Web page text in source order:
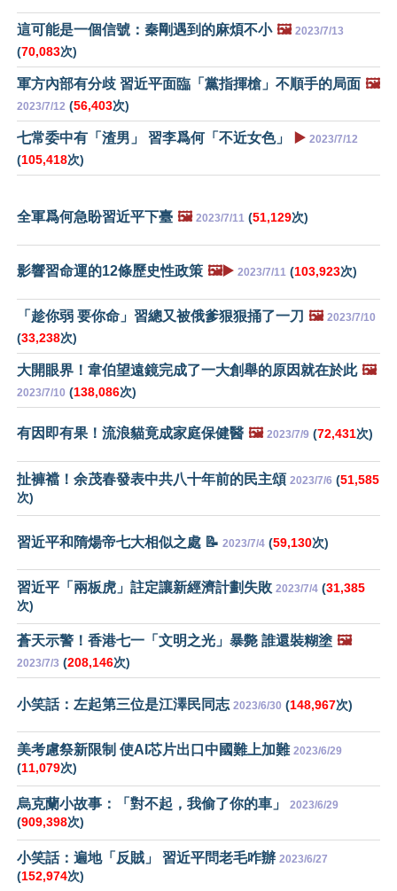
這可能是一個信號：秦剛遇到的麻煩不小 🖼️ 2023/7/13
(70,083次)
軍方內部有分歧 習近平面臨「黨指揮槍」不順手的局面 🖼️
2023/7/12 (56,403次)
七常委中有「渣男」 習李爲何「不近女色」 ▶️ 2023/7/12
(105,418次)
全軍爲何急盼習近平下臺 🖼️ 2023/7/11 (51,129次)
影響習命運的12條歷史性政策 🖼️▶️ 2023/7/11 (103,923次)
「趁你弱 要你命」習總又被俄爹狠狠捅了一刀 🖼️ 2023/7/10
(33,238次)
大開眼界！韋伯望遠鏡完成了一大創舉的原因就在於此 🖼️
2023/7/10 (138,086次)
有因即有果！流浪貓竟成家庭保健醫 🖼️ 2023/7/9 (72,431次)
扯褲襠！余茂春發表中共八十年前的民主頌 2023/7/6 (51,585
次)
習近平和隋煬帝七大相似之處 📝 2023/7/4 (59,130次)
習近平「兩板虎」註定讓新經濟計劃失敗 2023/7/4 (31,385
次)
蒼天示警！香港七一「文明之光」暴斃 誰還裝糊塗 🖼️
2023/7/3 (208,146次)
小笑話：左起第三位是江澤民同志 2023/6/30 (148,967次)
美考慮祭新限制 使AI芯片出口中國難上加難 2023/6/29
(11,079次)
烏克蘭小故事：「對不起，我偷了你的車」 2023/6/29
(909,398次)
小笑話：遍地「反賊」 習近平問老毛咋辦 2023/6/27
(152,974次)